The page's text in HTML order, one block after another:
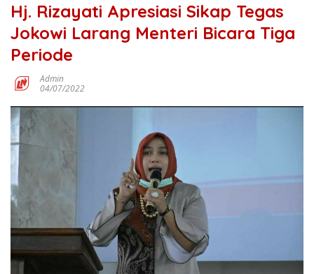
Hj. Rizayati Apresiasi Sikap Tegas
Jokowi Larang Menteri Bicara Tiga
Periode
Admin
04/07/2022